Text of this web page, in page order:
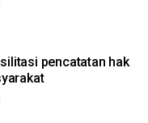
pencatatan hak